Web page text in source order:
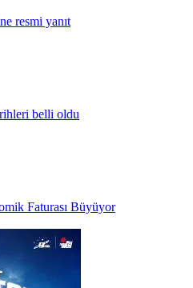
resmi yanıt
belli oldu
Faturası Büyüyor